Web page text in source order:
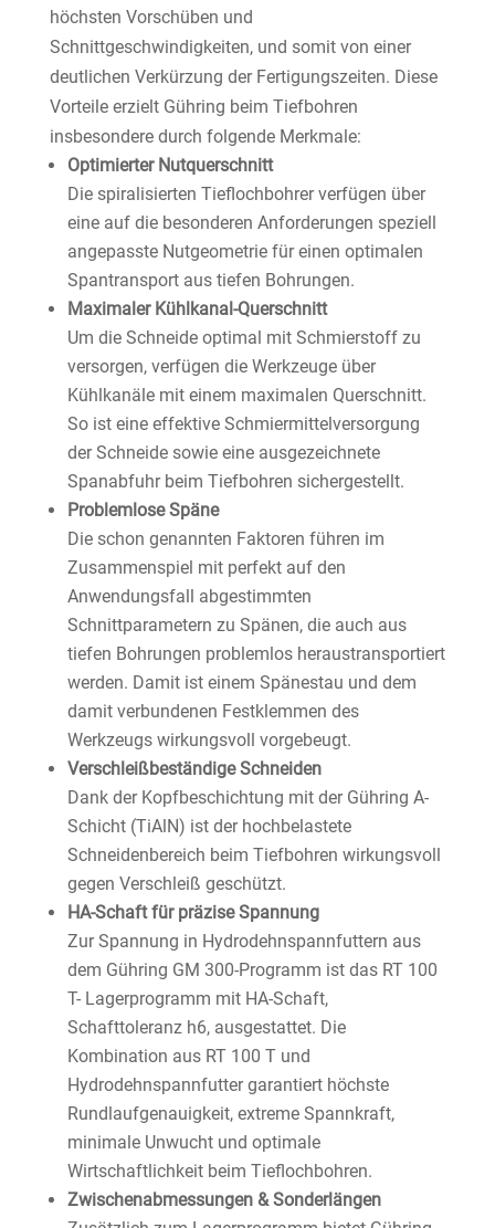
höchsten Vorschüben und
Schnittgeschwindigkeiten, und somit von einer
deutlichen Verkürzung der Fertigungszeiten. Diese
Vorteile erzielt Gühring beim Tiefbohren
insbesondere durch folgende Merkmale:
Optimierter Nutquerschnitt
Die spiralisierten Tieflochbohrer verfügen über
eine auf die besonderen Anforderungen speziell
angepasste Nutgeometrie für einen optimalen
Spantransport aus tiefen Bohrungen.
Maximaler Kühlkanal-Querschnitt
Um die Schneide optimal mit Schmierstoff zu
versorgen, verfügen die Werkzeuge über
Kühlkanäle mit einem maximalen Querschnitt.
So ist eine effektive Schmiermittelversorgung
der Schneide sowie eine ausgezeichnete
Spanabfuhr beim Tiefbohren sichergestellt.
Problemlose Späne
Die schon genannten Faktoren führen im
Zusammenspiel mit perfekt auf den
Anwendungsfall abgestimmten
Schnittparametern zu Spänen, die auch aus
tiefen Bohrungen problemlos heraustransportiert
werden. Damit ist einem Spänestau und dem
damit verbundenen Festklemmen des
Werkzeugs wirkungsvoll vorgebeugt.
Verschleißbeständige Schneiden
Dank der Kopfbeschichtung mit der Gühring A-
Schicht (TiAlN) ist der hochbelastete
Schneidenbereich beim Tiefbohren wirkungsvoll
gegen Verschleiß geschützt.
HA-Schaft für präzise Spannung
Zur Spannung in Hydrodehnspannfuttern aus
dem Gühring GM 300-Programm ist das RT 100
T- Lagerprogramm mit HA-Schaft,
Schafttoleranz h6, ausgestattet. Die
Kombination aus RT 100 T und
Hydrodehnspannfutter garantiert höchste
Rundlaufgenauigkeit, extreme Spannkraft,
minimale Unwucht und optimale
Wirtschaftlichkeit beim Tieflochbohren.
Zwischenabmessungen & Sonderlängen